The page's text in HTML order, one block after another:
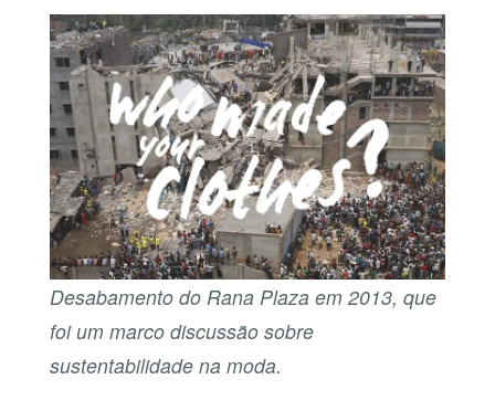
Desabamento do Rana Plaza em 2013, que
foi um marco discussão sobre
sustentabilidade na moda.